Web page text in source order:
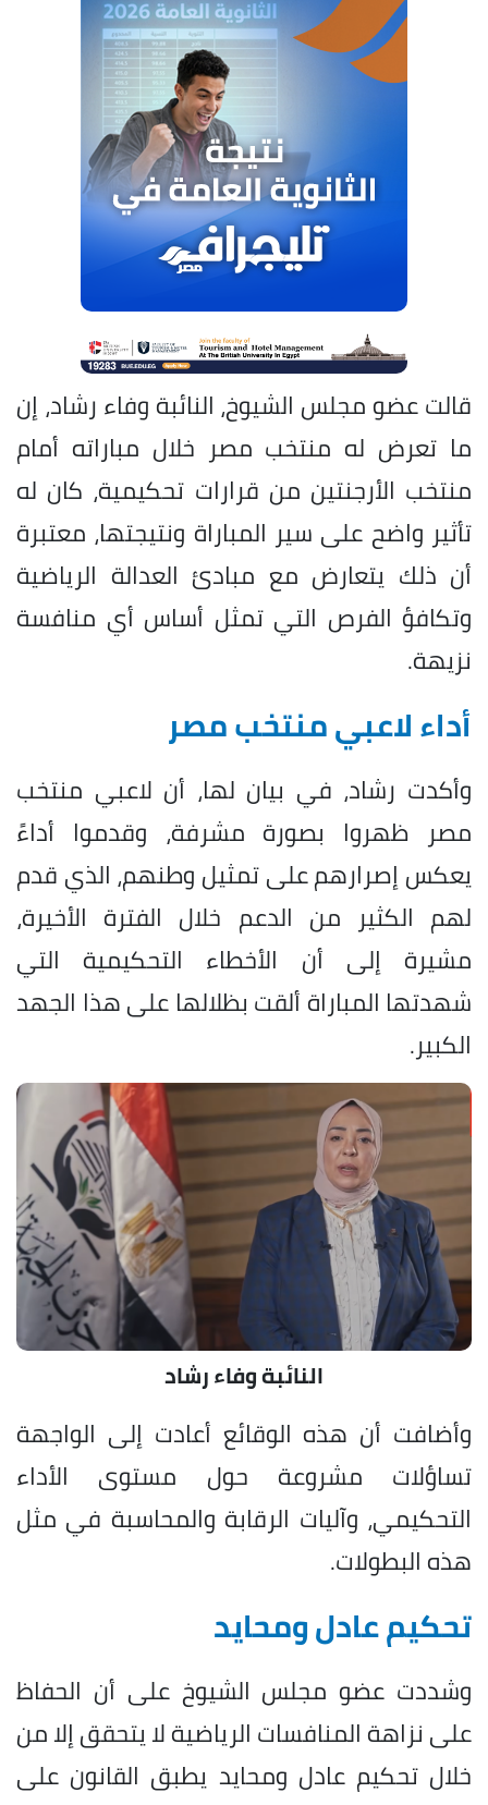
قالت عضو مجلس الشيوخ، النائبة وفاء رشاد، إن
ما تعرض له منتخب مصر خلال مباراته أمام
منتخب الأرجنتين من قرارات تحكيمية، كان له
تأثير واضح على سير المباراة ونتيجتها، معتبرة
أن ذلك يتعارض مع مبادئ العدالة الرياضية
وتكافؤ الفرص التي تمثل أساس أي منافسة
نزيهة.
أداء لاعبي منتخب مصر
وأكدت رشاد، في بيان لها، أن لاعبي منتخب
مصر ظهروا بصورة مشرفة، وقدموا أداءً
يعكس إصرارهم على تمثيل وطنهم، الذي قدم
لهم الكثير من الدعم خلال الفترة الأخيرة،
مشيرة إلى أن الأخطاء التحكيمية التي
شهدتها المباراة ألقت بظلالها على هذا الجهد
الكبير.
النائبة وفاء رشاد
وأضافت أن هذه الوقائع أعادت إلى الواجهة
تساؤلات مشروعة حول مستوى الأداء
التحكيمي، وآليات الرقابة والمحاسبة في مثل
هذه البطولات.
تحكيم عادل ومحايد
وشددت عضو مجلس الشيوخ على أن الحفاظ
على نزاهة المنافسات الرياضية لا يتحقق إلا من
خلال تحكيم عادل ومحايد يطبق القانون على